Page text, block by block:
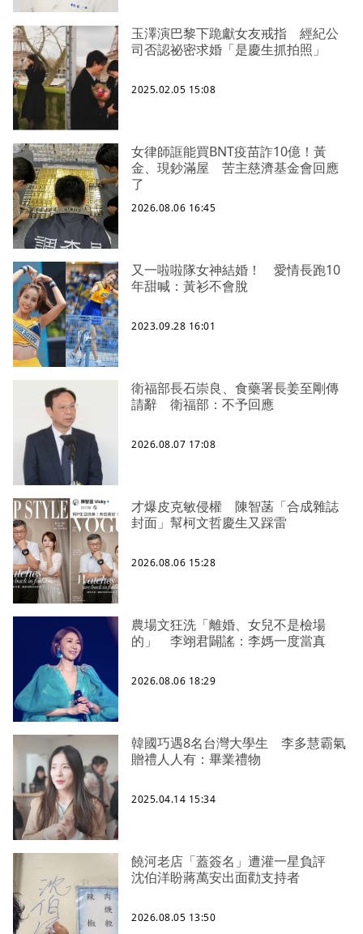
玉澤演巴黎下跪獻女友戒指 經紀公
司否認祕密求婚「是慶生抓拍照」
2025.02.05 15:08
女律師誆能買BNT疫苗詐10億！黃
金、現鈔滿屋 苦主慈濟基金會回應
了
2026.08.06 16:45
又一啦啦隊女神結婚！ 愛情長跑10
年甜喊：黃衫不會脫
2023.09.28 16:01
衛福部長石崇良、食藥署長姜至剛傳
請辭 衛福部：不予回應
2026.08.07 17:08
才爆皮克敏侵權 陳智菡「合成雜誌
封面」幫柯文哲慶生又踩雷
2026.08.06 15:28
農場文狂洗「離婚、女兒不是檢場
的」 李翊君闢謠：李媽一度當真
2026.08.06 18:29
韓國巧遇8名台灣大學生 李多慧霸氣
贈禮人人有：畢業禮物
2025.04.14 15:34
饒河老店「蓋簽名」遭灌一星負評
沈伯洋盼蔣萬安出面勸支持者
2026.08.05 13:50